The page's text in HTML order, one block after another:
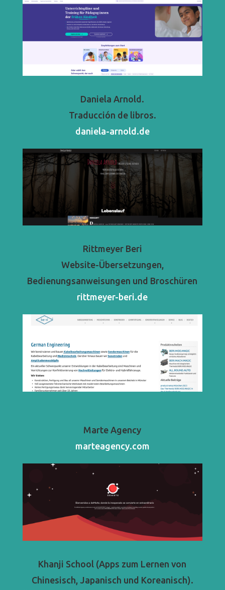
Daniela Arnold.
Traducción de libros.
daniela-arnold.de
Rittmeyer Beri
Website-Übersetzungen,
Bedienungsanweisungen und Broschüren
rittmeyer-beri.de
Marte Agency
marteagency.com
Khanji School (Apps zum Lernen von
Chinesisch, Japanisch und Koreanisch).